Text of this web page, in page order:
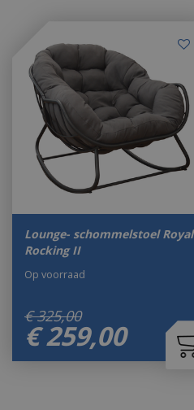
Lounge- schommelstoel Royal
Rocking II
€ 325,00
€ 259,00
Op voorraad